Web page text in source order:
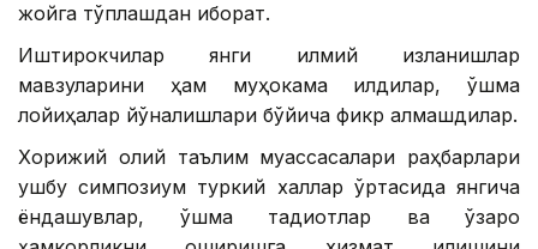
жойга тўплашдан иборат.
Иштирокчилар янги илмий изланишлар
мавзуларини ҳам муҳокама қилдилар, қўшма
лойиҳалар йўналишлари бўйича фикр алмашдилар.
Хорижий олий таълим муассасалари раҳбарлари
ушбу симпозиум туркий халқлар ўртасида янгича
ёндашувлар, қўшма тадқиқотлар ва ўзаро